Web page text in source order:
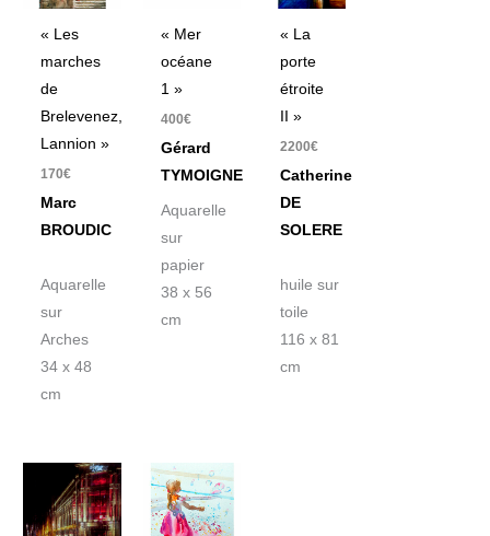
« Les
marches
de
Brelevenez,
Lannion »
170€
Marc
BROUDIC
Aquarelle
sur
Arches
34 x 48
cm
« Mer
océane
1 »
400€
Gérard
TYMOIGNE
Aquarelle
sur
papier
38 x 56
cm
« La
porte
étroite
II »
2200€
Catherine
DE
SOLERE
huile sur
toile
116 x 81
cm